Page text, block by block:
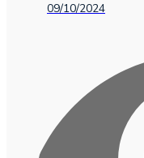
09/10/2024